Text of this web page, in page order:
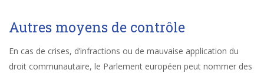
Autres moyens de contrôle
En cas de crises, d’infractions ou de mauvaise application du
droit communautaire, le Parlement européen peut nommer des